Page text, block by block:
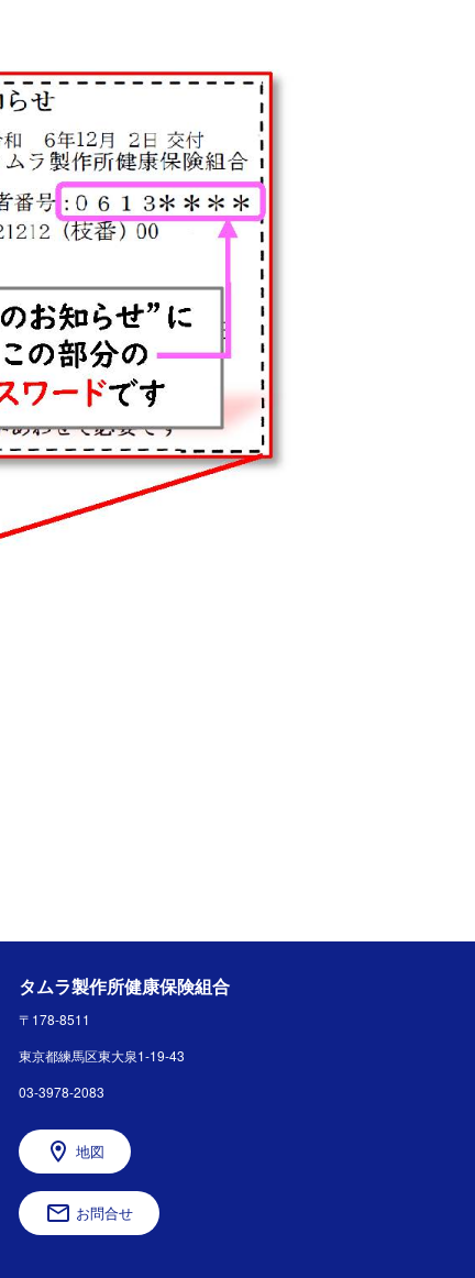
タムラ製作所健康保険組合
〒178-8511
東京都練馬区東大泉1-19-43
03-3978-2083
地図
お問合せ